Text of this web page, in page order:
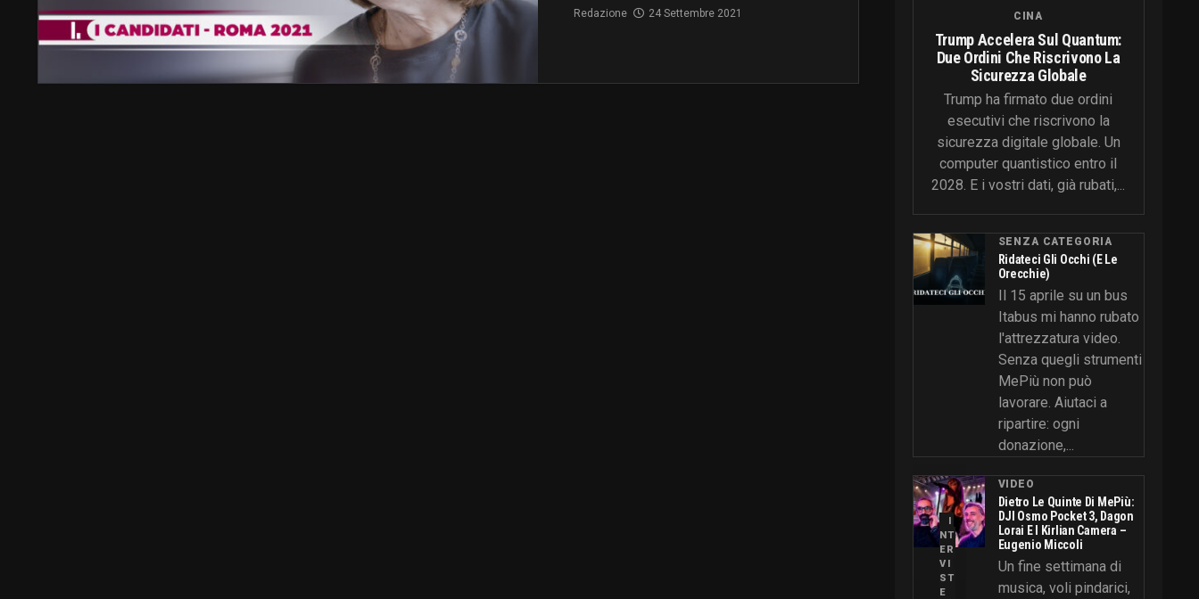
Redazione 24 Settembre 2021 CINA
Trump Accelera Sul Quantum:
Due Ordini Che Riscrivono La
Sicurezza Globale
Trump ha firmato due ordini
esecutivi che riscrivono la
sicurezza digitale globale. Un
computer quantistico entro il
2028. E i vostri dati, già rubati,...
SENZA CATEGORIA
Ridateci Gli Occhi (e Le
Orecchie)
Il 15 aprile su un bus
Itabus mi hanno rubato
l'attrezzatura video.
Senza quegli strumenti
MePiù non può
lavorare. Aiutaci a
ripartire: ogni
donazione,...
VIDEO
Dietro Le Quinte Di MePiù:
DJI Osmo Pocket 3, Dagon
Lorai E I Kirlian Camera –
Eugenio Miccoli
Un fine settimana di
musica, voli pindarici,
I
NT
ER
VI
ST
E